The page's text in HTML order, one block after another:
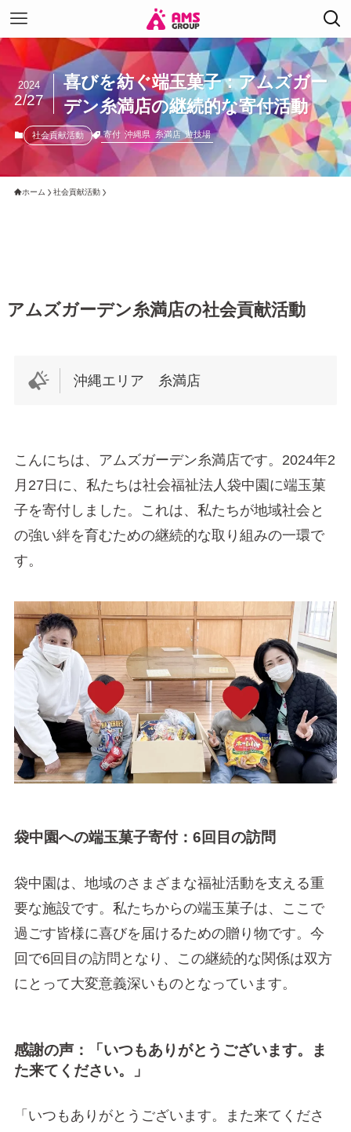
喜びを紡ぐ端玉菓子：アムズガー
デン糸満店の継続的な寄付活動
2024
2/27
社会貢献活動 寄付 沖縄県 糸満店 遊技場
ホーム 社会貢献活動
アムズガーデン糸満店の社会貢献活動
沖縄エリア 糸満店
こんにちは、アムズガーデン糸満店です。2024年2
月27日に、私たちは社会福祉法人袋中園に端玉菓
子を寄付しました。これは、私たちが地域社会と
の強い絆を育むための継続的な取り組みの一環で
す。
袋中園への端玉菓子寄付：6回目の訪問
袋中園は、地域のさまざまな福祉活動を支える重
要な施設です。私たちからの端玉菓子は、ここで
過ごす皆様に喜びを届けるための贈り物です。今
回で6回目の訪問となり、この継続的な関係は双方
にとって大変意義深いものとなっています。
感謝の声：「いつもありがとうございます。ま
た来てください。」
「いつもありがとうございます。また来てくださ